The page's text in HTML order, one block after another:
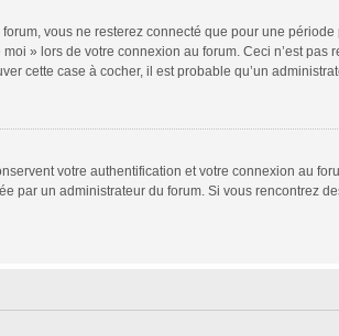
vous ne resterez connecté que pour une
» lors de votre connexion au forum. Ceci n’est
cette case à cocher, il est probable qu’un
votre authentification et votre connexion au
par un administrateur du forum. Si vous rencontrez